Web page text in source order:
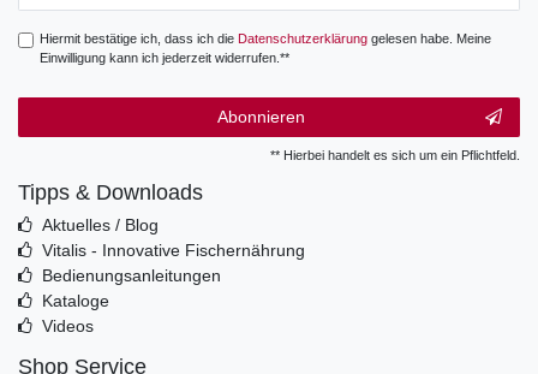
Hiermit bestätige ich, dass ich die Daten­schutz­erklärunggelesen habe. Meine
Einwilligung kann ich jederzeit widerrufen.**
Abonnieren
** Hierbei handelt es sich um ein Pflichtfeld.
Tipps & Downloads
Aktuelles / Blog
Vitalis - Innovative Fischernährung
Bedienungsanleitungen
Kataloge
Videos
Shop Service